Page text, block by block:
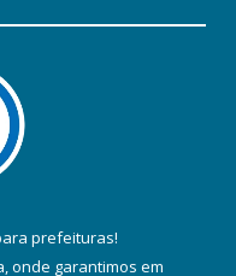
prefeituras!
onde garantimos em